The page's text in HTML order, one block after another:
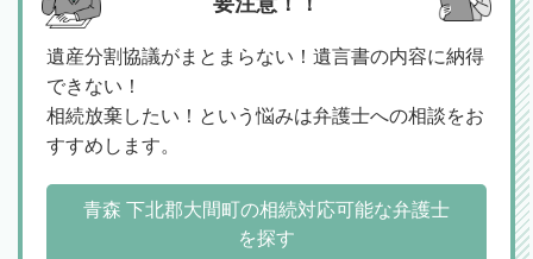
遺産分割協議がまとまらない！遺言書の内容に納得
できない！
相続放棄したい！という悩みは弁護士への相談をお
すすめします。
青森 下北郡大間町の相続対応可能な弁護士
を探す